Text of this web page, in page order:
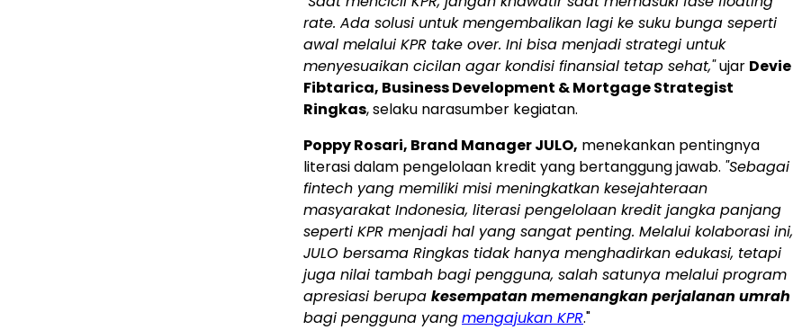
rate. Ada solusi untuk mengembalikan lagi ke suku bunga seperti
awal melalui KPR take over. Ini bisa menjadi strategi untuk
menyesuaikan cicilan agar kondisi finansial tetap sehat,"ujar Devie
Fibtarica, Business Development & Mortgage Strategist
Ringkas, selaku narasumber kegiatan.
Poppy Rosari, Brand Manager JULO, menekankan pentingnya
literasi dalam pengelolaan kredit yang bertanggung jawab. "Sebagai
fintech yang memiliki misi meningkatkan kesejahteraan
masyarakat Indonesia, literasi pengelolaan kredit jangka panjang
seperti KPR menjadi hal yang sangat penting. Melalui kolaborasi ini,
JULO bersama Ringkas tidak hanya menghadirkan edukasi, tetapi
juga nilai tambah bagi pengguna, salah satunya melalui program
apresiasi berupa kesempatan memenangkan perjalanan umrah
bagi pengguna yangmengajukan KPR."